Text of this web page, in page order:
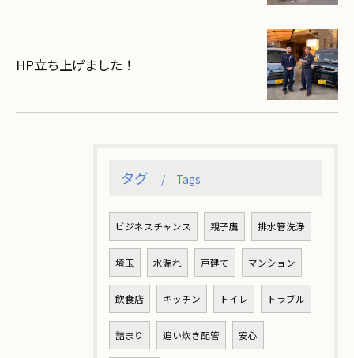
HP立ち上げました！
タグ Tags
ビジネスチャンス 親子鷹 排水管洗浄
埼玉 水漏れ 戸建て マンション
飲食店 キッチン トイレ トラブル
詰まり 追い炊き配管 安心